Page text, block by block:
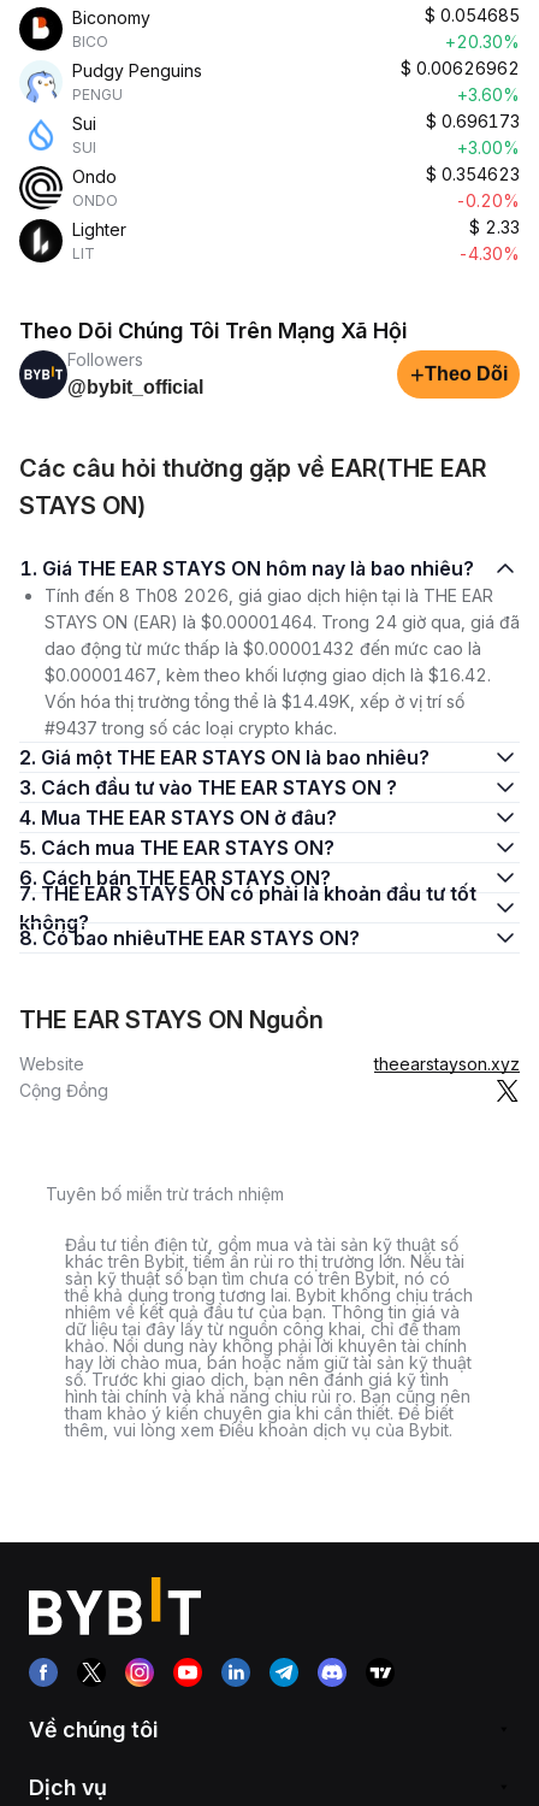
Biconomy
BICO
$ 0.054685
+20.30%
Pudgy Penguins
PENGU
$ 0.00626962
+3.60%
Sui
SUI
$ 0.696173
+3.00%
Ondo
ONDO
$ 0.354623
-0.20%
Lighter
LIT
$ 2.33
-4.30%
Theo Dõi Chúng Tôi Trên Mạng Xã Hội
Followers
@bybit_official
+Theo Dõi
Các câu hỏi thường gặp về EAR(THE EAR
STAYS ON)
1. Giá THE EAR STAYS ON hôm nay là bao nhiêu?
Tính đến 8 Th08 2026, giá giao dịch hiện tại là THE EAR
STAYS ON (EAR) là $0.00001464. Trong 24 giờ qua, giá đã
dao động từ mức thấp là $0.00001432 đến mức cao là
$0.00001467, kèm theo khối lượng giao dịch là $16.42.
Vốn hóa thị trường tổng thể là $14.49K, xếp ở vị trí số
#9437 trong số các loại crypto khác.
2. Giá một THE EAR STAYS ON là bao nhiêu?
3. Cách đầu tư vào THE EAR STAYS ON ?
4. Mua THE EAR STAYS ON ở đâu?
5. Cách mua THE EAR STAYS ON?
6. Cách bán THE EAR STAYS ON?
7. THE EAR STAYS ON có phải là khoản đầu tư tốt
không?
8. Có bao nhiêuTHE EAR STAYS ON?
THE EAR STAYS ON Nguồn
Website
theearstayson.xyz
Cộng Đồng
Tuyên bố miễn trừ trách nhiệm
Đầu tư tiền điện tử, gồm mua và tài sản kỹ thuật số
khác trên Bybit, tiềm ẩn rủi ro thị trường lớn. Nếu tài
sản kỹ thuật số bạn tìm chưa có trên Bybit, nó có
thể khả dụng trong tương lai. Bybit không chịu trách
nhiệm về kết quả đầu tư của bạn. Thông tin giá và
dữ liệu tại đây lấy từ nguồn công khai, chỉ để tham
khảo. Nội dung này không phải lời khuyên tài chính
hay lời chào mua, bán hoặc nắm giữ tài sản kỹ thuật
số. Trước khi giao dịch, bạn nên đánh giá kỹ tình
hình tài chính và khả năng chịu rủi ro. Bạn cũng nên
tham khảo ý kiến chuyên gia khi cần thiết. Để biết
thêm, vui lòng xem Điều khoản dịch vụ của Bybit.
Về chúng tôi
Dịch vụ